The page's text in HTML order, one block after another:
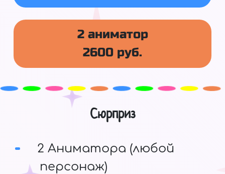
2 аниматор
2600 руб.
Сюрприз
2 Аниматора (любой
персонаж)